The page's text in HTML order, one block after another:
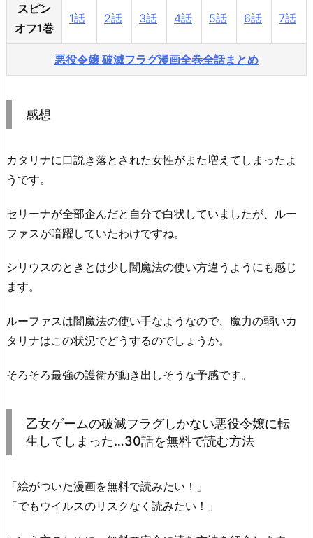
スピン
オフ1巻
1話 2話 3話 4話 5話 6話 7話
悪役令嬢 破滅フラグ漫画全巻全話まとめ
感想
カタリナに口説き落とされた女性がまた増えてしまったよ
うです。
セリーナが全部企んだと自分で白状していましたが、ルー
ファスが暗躍していたわけですね。
シリウスのときとは少し闇魔法の使い方違うようにも感じ
ます。
ルーファスは闇魔法の使い手なようなので、魔力の弱いカ
タリナはこの状況でどうするのでしょうか。
そろそろ最強の護衛が動き出しそうな予感です。
乙女ゲームの破滅フラグしかない悪役令嬢に転
生してしまった…30話を無料で読む方法
「絵がついた漫画を無料で読みたい！」
「でもウイルスのリスクなく読みたい！」